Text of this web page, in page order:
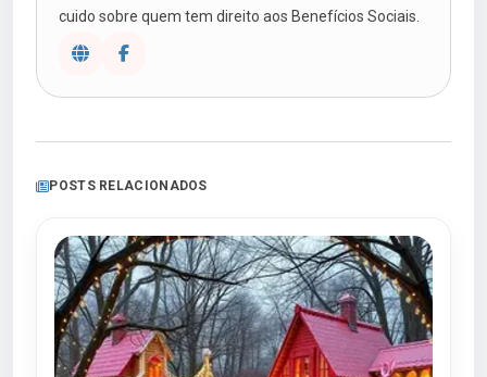
cuido sobre quem tem direito aos Benefícios Sociais.
POSTS RELACIONADOS